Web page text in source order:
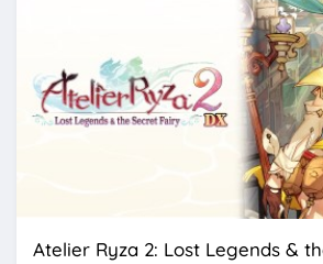
Atelier Ryza 2: Lost Legends &